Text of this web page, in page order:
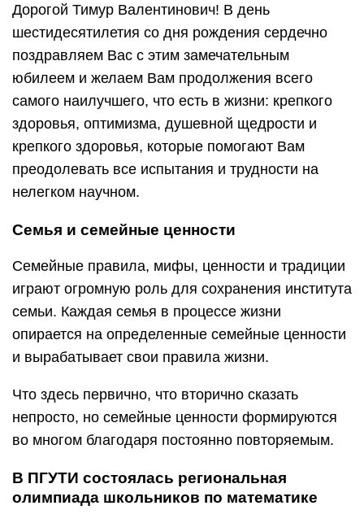
Дорогой Тимур Валентинович! В день
шестидесятилетия со дня рождения сердечно
поздравляем Вас с этим замечательным
юбилеем и желаем Вам продолжения всего
самого наилучшего, что есть в жизни: крепкого
здоровья, оптимизма, душевной щедрости и
крепкого здоровья, которые помогают Вам
преодолевать все испытания и трудности на
нелегком научном.
Семья и семейные ценности
Семейные правила, мифы, ценности и традиции
играют огромную роль для сохранения института
семьи. Каждая семья в процессе жизни
опирается на определенные семейные ценности
и вырабатывает свои правила жизни.
Что здесь первично, что вторично сказать
непросто, но семейные ценности формируются
во многом благодаря постоянно повторяемым.
В ПГУТИ состоялась региональная
олимпиада школьников по математике